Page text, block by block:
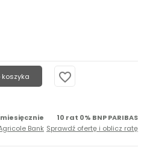
favorite_border
miesięcznie
Bank
10 rat 0% BNP PARIBAS
Sprawdź ofertę i oblicz ratę